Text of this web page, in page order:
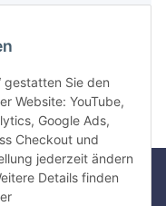
gestatten Sie den
Website: YouTube,
Google Ads,
Checkout und
jederzeit ändern
Details finden